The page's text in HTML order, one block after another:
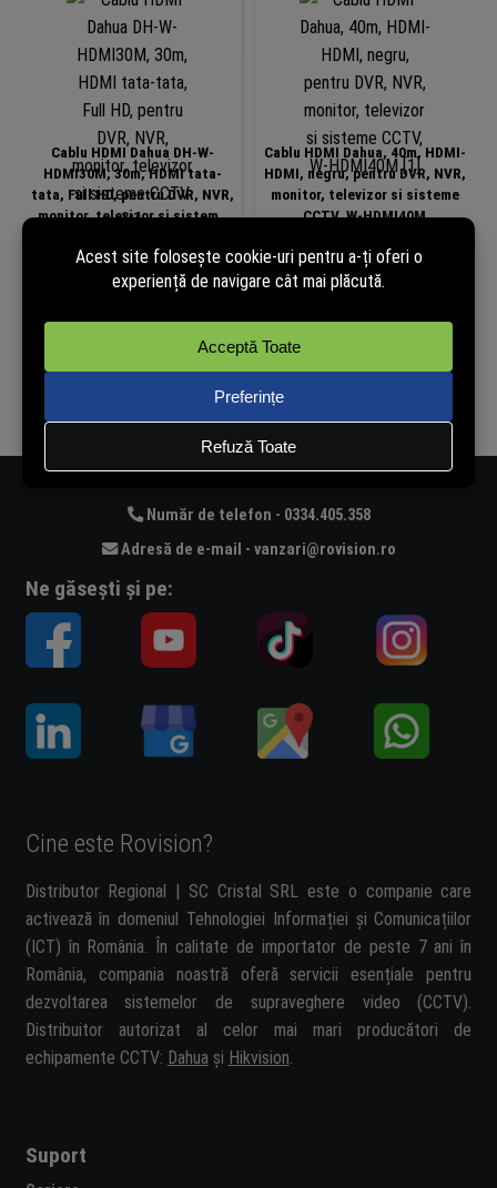
Cablu HDMI Dahua DH-W-
HDMI30M, 30m, HDMI tata-
tata, Full HD, pentru DVR, NVR,
monitor, televizor si sisteme
Disponibil la
comandă
Cablu HDMI Dahua, 40m, HDMI-
HDMI, negru, pentru DVR, NVR,
monitor, televizor si sisteme
CCTV, W-HDMI40M
Disponibil la
comandă
Număr de telefon - 0334.405.358
Adresă de e-mail - vanzari@rovision.ro
Ne găsești și pe:
Cine este Rovision?
Distributor Regional | SC Cristal SRL este o companie care
activează în domeniul Tehnologiei Informației și Comunicațiilor
(ICT) în România. În calitate de importator de peste 7 ani în
România, compania noastră oferă servicii esențiale pentru
dezvoltarea sistemelor de supraveghere video (CCTV).
Distribuitor autorizat al celor mai mari producători de
echipamente CCTV: Dahua și Hikvision.
Suport